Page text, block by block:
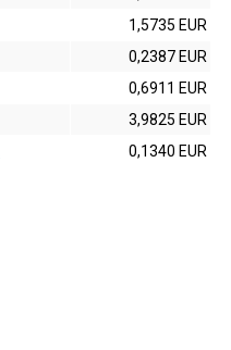
1,5735 EUR
0,2387 EUR
0,6911 EUR
3,9825 EUR
0,1340 EUR